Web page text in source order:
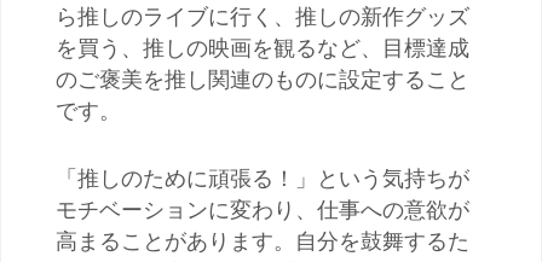
ら推しのライブに行く、推しの新作グッズ
を買う、推しの映画を観るなど、目標達成
のご褒美を推し関連のものに設定すること
です。
「推しのために頑張る！」という気持ちが
モチベーションに変わり、仕事への意欲が
高まることがあります。自分を鼓舞するた